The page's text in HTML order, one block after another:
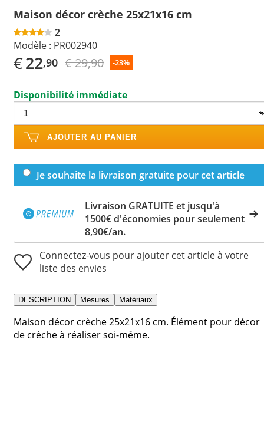
Maison décor crèche 25x21x16 cm
2
Modèle : PR002940
€22,90 € 29,90 -23%
Disponibilité immédiate
AJOUTER AU PANIER
Je souhaite la livraison gratuite pour cet article
Livraison GRATUITE et jusqu'à
1500€ d'économies pour seulement
8,90€/an.
Connectez-vous pour ajouter cet article à votre
liste des envies
DESCRIPTION Mesures Matériaux
Maison décor crèche 25x21x16 cm. Élément pour décor
de crèche à réaliser soi-même.